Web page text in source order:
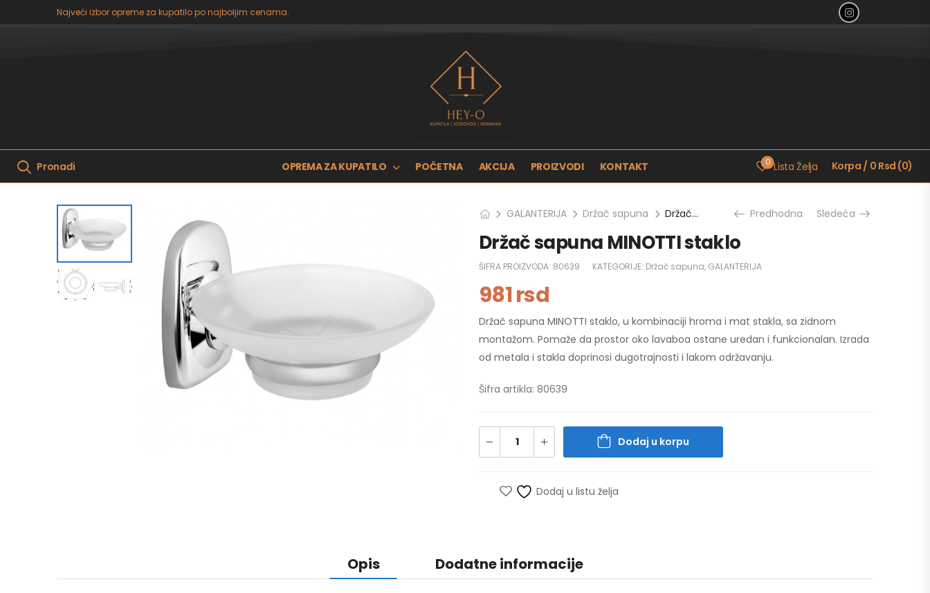
Najveći izbor opreme za kupatilo po najboljim cenama.
Pronađi OPREMA ZA KUPATILO POČETNA AKCIJA PROIZVODI KONTAKT 0 Lista Želja Korpa / 0 Rsd (0)
GALANTERIJA Držač sapuna Držač sapuna MINOTTI staklo Predhodna Sledeća
Držač sapuna MINOTTI staklo
ŠIFRA PROIZVODA: 80639 KATEGORIJE: Držač sapuna, GALANTERIJA
981rsd
Držač sapuna MINOTTI staklo, u kombinaciji hroma i mat stakla, sa zidnom
montažom. Pomaže da prostor oko lavaboa ostane uredan i funkcionalan. Izrada
od metala i stakla doprinosi dugotrajnosti i lakom održavanju.
Šifra artikla: 80639
Dodaj u korpu
Dodaj u listu želja
Opis Dodatne informacije